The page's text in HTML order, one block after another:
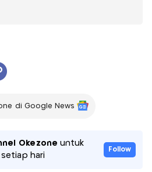
di Google News
Okezone untuk
hari
Follow